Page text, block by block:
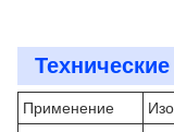
Применение